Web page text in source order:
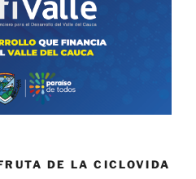
DE LA CICLOVIDA